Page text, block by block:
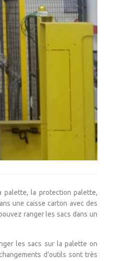
palette, la protection palette,
une caisse carton avec des
ranger les sacs dans un
les sacs sur la palette on
d’outils sont très